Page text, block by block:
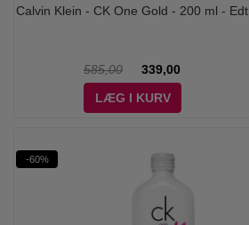
Calvin Klein - CK One Gold - 200 ml - Edt
585,00
339,00
LÆG I KURV
-60%